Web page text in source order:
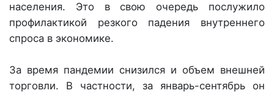
населения. Это в свою очередь послужило
профилактикой резкого падения внутреннего
спроса в экономике.
За время пандемии снизился и объем внешней
торговли. В частности, за январь-сентябрь он